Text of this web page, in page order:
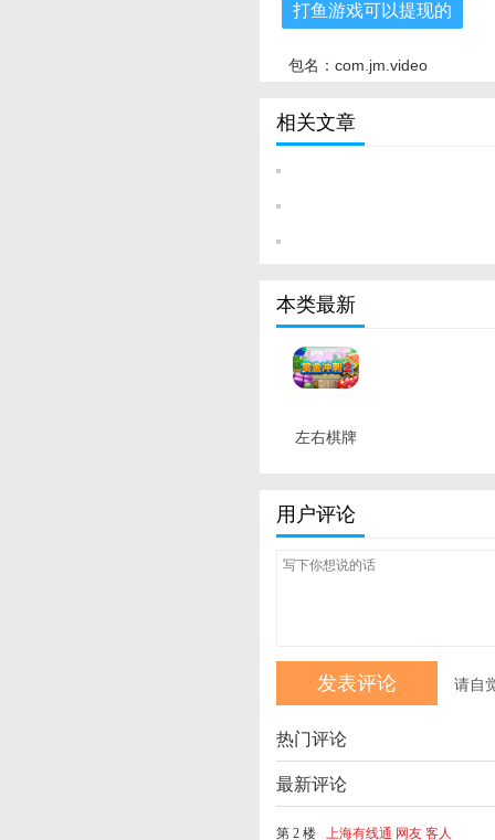
打鱼游戏可以提现的
包名：com.jm.video
相关文章
本类最新
左右棋牌
用户评论
请自
热门评论
最新评论
第 2 楼 上海有线通 网友 客人